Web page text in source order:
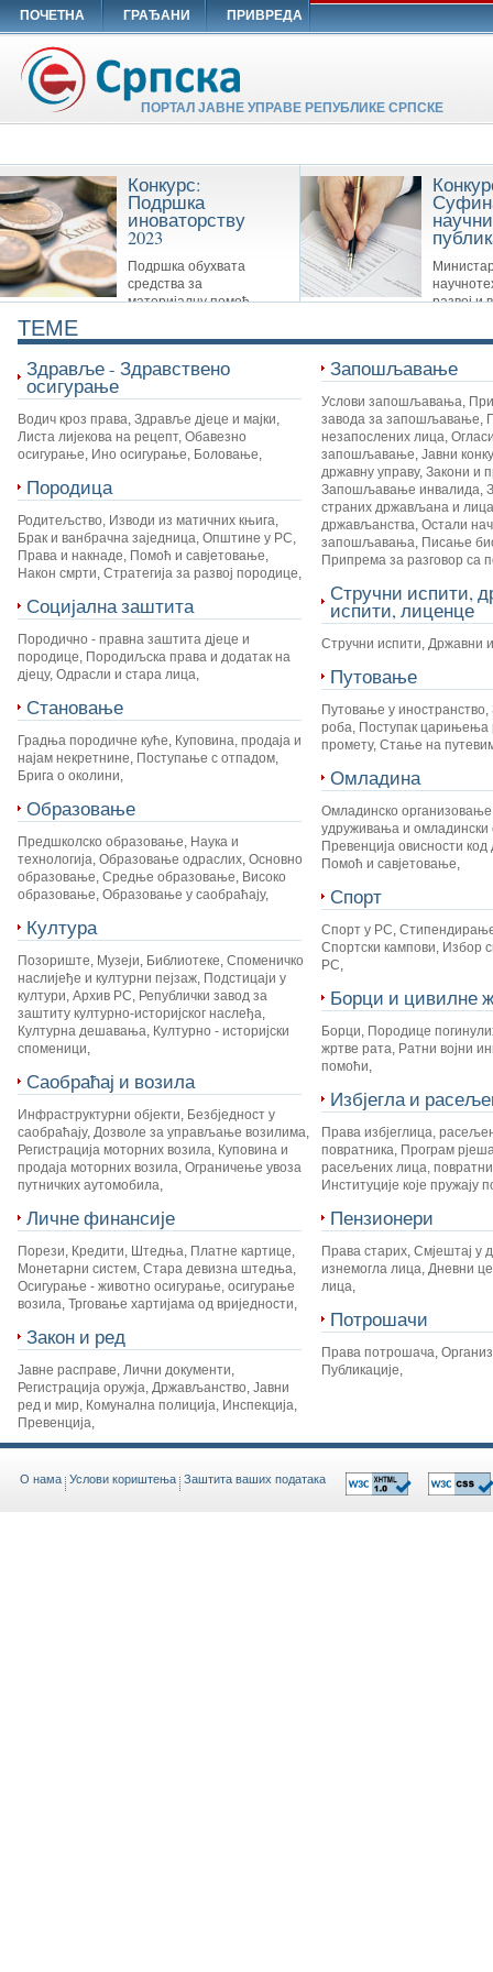
ПОЧЕТНА ГРАЂАНИ ПРИВРЕДА
ПОРТАЛ ЈАВНЕ УПРАВЕ РЕПУБЛИКЕ СРПСКЕ
развој и
публикације: Научне
Конкурс:
Подршка
иноваторству
2023
Подршка обухвата
средства за
материјалну помоћ
иноватора Републике Српске,
иноватора и другим
TEME
Здравље - Здравствено
осигурање
Водич кроз права, Здравље дјеце и мајки,
Листа лијекова на рецепт, Обавезно
осигурање, Ино осигурање, Боловање,
Породица
Родитељство, Изводи из матичних књига,
Брак и ванбрачна заједница, Општине у РС,
Права и накнаде, Помоћ и савјетовање,
Након смрти, Стратегија за развој породице,
Социјална заштита
Породично - правна заштита дјеце и
породице, Породиљска права и додатак на
дјецу, Одрасли и стара лица,
Становање
Градња породичне куће, Куповина, продаја и
најам некретнине, Поступање с отпадом,
Брига о околини,
Образовање
Предшколско образовање, Наука и
технологија, Образовање одраслих, Основно
образовање, Средње образовање, Високо
образовање, Образовање у саобраћају,
Култура
Позориште, Музеји, Библиотеке, Споменичко
наслијеђе и културни пејзаж, Подстицаји у
култури, Архив РС, Републички завод за
заштиту културно-историјског наслеђа,
Културна дешавања, Културно - историјски
споменици,
Саобраћај и возила
Инфраструктурни објекти, Безбједност у
саобраћају, Дозволе за управљање возилима,
Регистрација моторних возила, Куповина и
продаја моторних возила, Ограничење увоза
путничких аутомобила,
Личне финансије
Порези, Кредити, Штедња, Платне картице,
Монетарни систем, Стара девизна штедња,
Осигурање - животно осигурање, осигурање
возила, Трговање хартијама од вриједности,
Закон и ред
Јавне расправе, Лични документи,
Регистрација оружја, Држављанство, Јавни
ред и мир, Комунална полиција, Инспекција,
Превенција,
Запошљавање
Услови запошљавања,
завода за запошљавање,
незапослених лица,
запошљавање, Јавни
државну управу, Закони и
Запошљавање инвалида,
страних држављана и
држављанства, Остали
запошљавања, Писање
Припрема за разговор са
Стручни испити,
испити, лиценце
Стручни испити, Државни
Путовање
Путовање у иностранство,
роба, Поступак царињења
промету, Стање на
Омладина
Омладинско организовање
удруживања и омладински
Превенција овисности код
Помоћ и савјетовање,
Спорт
Спорт у РС,
Спортски кампови, Избор
РС,
Борци и цивилне
Борци, Породице
жртве рата, Ратни војни
помоћи,
Избјегла и
Права избјеглица,
повратника, Програм
расељених лица,
Институције које пружају
Пензионери
Права старих, Смјештај у
изнемогла лица, Дневни
лица,
Потрошачи
Права потрошача,
Публикације,
O нама Услови кориштења Заштита ваших података